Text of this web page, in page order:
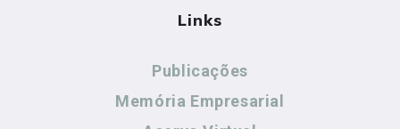
Links
Publicações
Memória Empresarial